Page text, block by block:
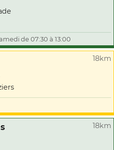
de 07:30 à 13:00
18km
18km